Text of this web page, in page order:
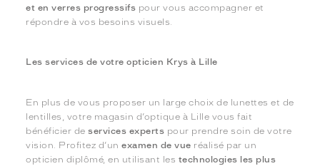
et en verres progressifs pour vous accompagner et
répondre à vos besoins visuels.
Les services de votre opticien Krys à Lille
En plus de vous proposer un large choix de lunettes et de
lentilles, votre magasin d’optique à Lille vous fait
bénéficier deservices experts pour prendre soin de votre
vision. Profitez d’unexamen de vue réalisé par un
opticien diplômé, en utilisant les technologies les plus